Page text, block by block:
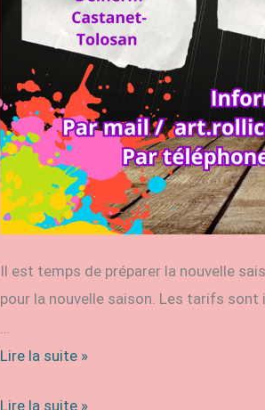
Il est temps de préparer la nouvelle
pour la nouvelle saison. Les tarifs sont
Dossier
Lire la suite »
Dossier
Lire la suite »